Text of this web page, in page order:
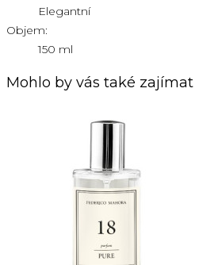
Elegantní
Objem:
150 ml
Mohlo by vás také zajímat